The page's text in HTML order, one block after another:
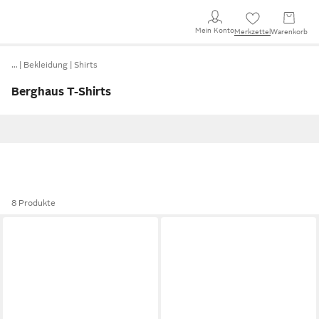
Mein KontoMerkzettel Warenkorb
… Bekleidung Shirts
Berghaus T-Shirts
8 Produkte